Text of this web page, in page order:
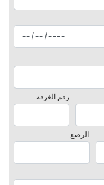
رقم الغرفة
الرضع